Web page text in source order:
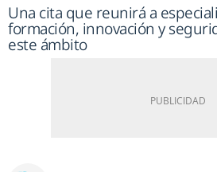
Una cita que reunirá a
formación, innovación y
este ámbito